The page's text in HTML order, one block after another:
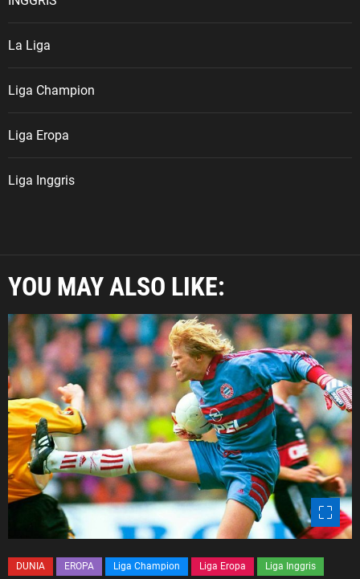
La Liga
Liga Champion
Liga Eropa
Liga Inggris
YOU MAY ALSO LIKE:
DUNIA EROPA Liga Champion Liga Eropa Liga Inggris